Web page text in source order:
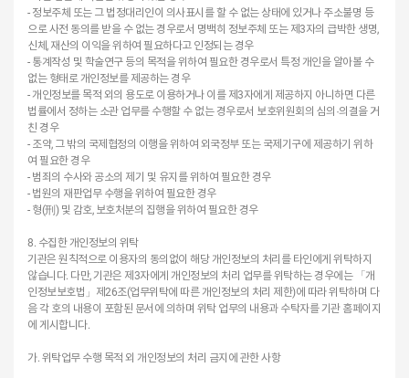
- 정보주체 또는 그 법정대리인이 의사표시를 할 수 없는 상태에 있거나 주소불명 등
으로 사전 동의를 받을 수 없는 경우로서 명백히 정보주체 또는 제3자의 급박한 생명,
신체, 재산의 이익을 위하여 필요하다고 인정되는 경우
- 통계작성 및 학술연구 등의 목적을 위하여 필요한 경우로서 특정 개인을 알아볼 수
없는 형태로 개인정보를 제공하는 경우
- 개인정보를 목적 외의 용도로 이용하거나 이를 제3자에게 제공하지 아니하면 다른
법률에서 정하는 소관 업무를 수행할 수 없는 경우로서 보호위원회의 심의·의결을 거
친 경우
- 조약, 그 밖의 국제협정의 이행을 위하여 외국정부 또는 국제기구에 제공하기 위하
여 필요한 경우
- 범죄의 수사와 공소의 제기 및 유지를 위하여 필요한 경우
- 법원의 재판업무 수행을 위하여 필요한 경우
- 형(刑) 및 감호, 보호처분의 집행을 위하여 필요한 경우
8. 수집한 개인정보의 위탁
기관은 원칙적으로 이용자의 동의없이 해당 개인정보의 처리를 타인에게 위탁하지
않습니다. 다만, 기관은 제3자에게 개인정보의 처리 업무를 위탁하는 경우에는 「개
인정보보호법」제26조(업무위탁에 따른 개인정보의 처리 제한)에 따라 위탁하며 다
음 각 호의 내용이 포함된 문서에 의하며 위탁 업무의 내용과 수탁자를 기관 홈페이지
에 게시합니다.
가. 위탁업무 수행 목적 외 개인정보의 처리 금지에 관한 사항